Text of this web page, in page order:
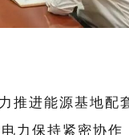
推进能源基地配
力保持紧密协